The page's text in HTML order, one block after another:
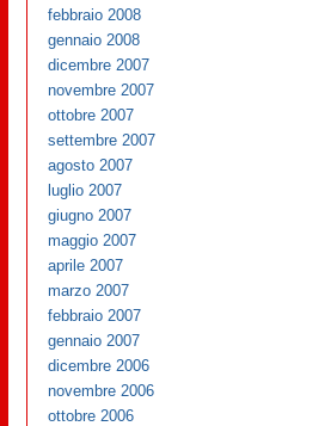
febbraio 2008
gennaio 2008
dicembre 2007
novembre 2007
ottobre 2007
settembre 2007
agosto 2007
luglio 2007
giugno 2007
maggio 2007
aprile 2007
marzo 2007
febbraio 2007
gennaio 2007
dicembre 2006
novembre 2006
ottobre 2006